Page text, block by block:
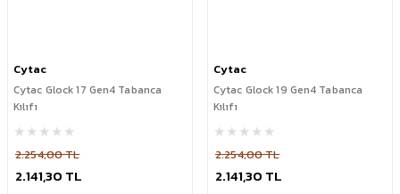
Cytac
Cytac Glock 17 Gen4 Tabanca
Kılıfı
2.254,00 TL
2.141,30 TL
Cytac
Cytac Glock 19 Gen4 Tabanca
Kılıfı
2.254,00 TL
2.141,30 TL